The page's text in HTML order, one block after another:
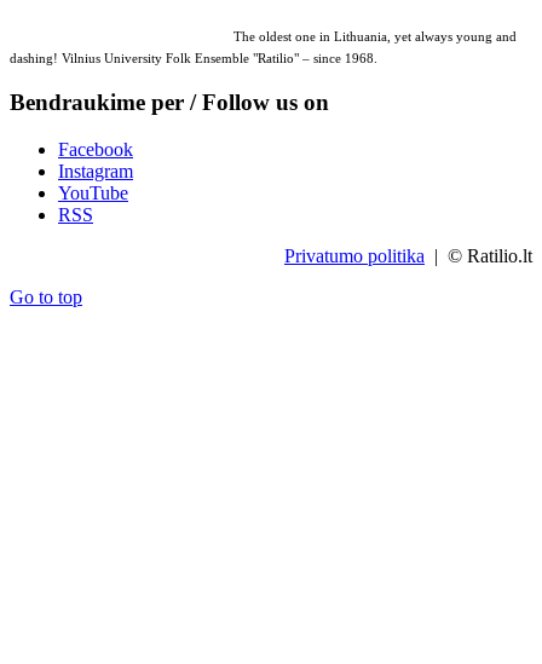
The oldest one in Lithuania, yet always young and
dashing! Vilnius University Folk Ensemble "Ratilio" – since 1968.
Bendraukime per / Follow us on
Facebook
Instagram
YouTube
RSS
Privatumo politika | © Ratilio.lt
Go to top